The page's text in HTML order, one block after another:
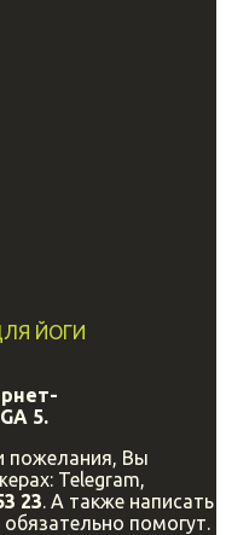
ЙОГИ
5.
пожелания, Вы
Telegram,
23. А также написать
помогут.